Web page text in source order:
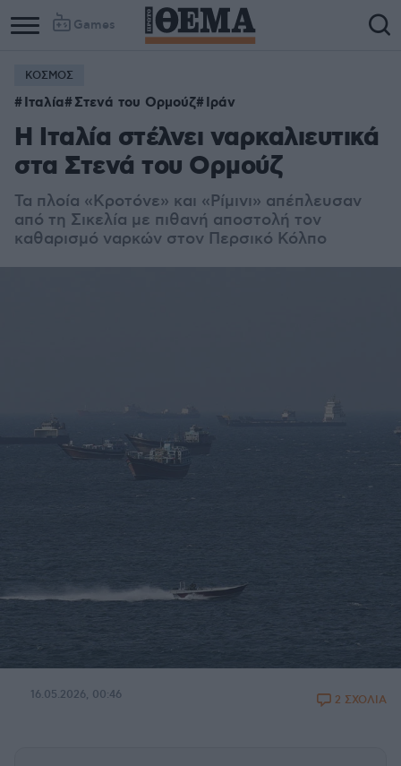
Games
ΚΟΣΜΟΣ
Ιταλία Στενά του Ορμούζ Ιράν
Η Ιταλία στέλνει ναρκαλιευτικά
στα Στενά του Ορμούζ
Τα πλοία «Κροτόνε» και «Ρίμινι» απέπλευσαν
από τη Σικελία με πιθανή αποστολή τον
καθαρισμό ναρκών στον Περσικό Κόλπο
16.05.2026, 00:46 2 ΣΧΟΛΙΑ